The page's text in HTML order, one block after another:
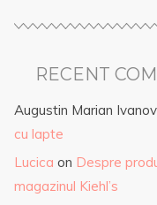
RECENT
Augustin Marian Ivanov
cu lapte
Lucica on Despre
magazinul Kiehl’s